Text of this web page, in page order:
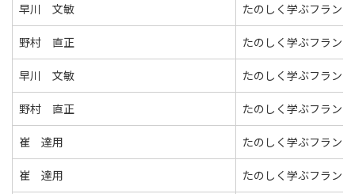
早川 文敏 たのしく学ぶフラン
野村 直正 たのしく学ぶフラン
早川 文敏 たのしく学ぶフラン
野村 直正 たのしく学ぶフラン
崔 達用 たのしく学ぶフラン
崔 達用 たのしく学ぶフラン